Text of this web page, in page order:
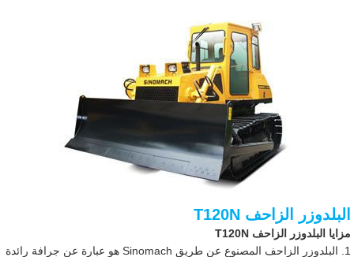
البلدوزر الزاحف T120N
مزايا البلدوزر الزاحف T120N
1. البلدوزر الزاحف المصنوع عن طريق Sinomach هو عبارة عن جرافة رائدة